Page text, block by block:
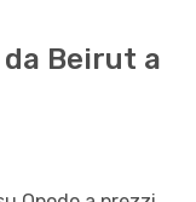
Beirut a